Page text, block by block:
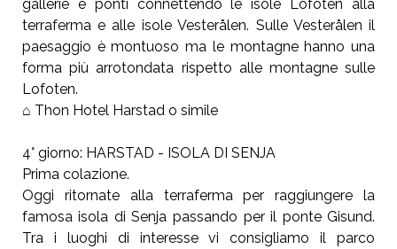
gallerie e ponti connettendo le isole Lofoten alla
terraferma e alle isole Vesterålen. Sulle Vesterålen il
paesaggio è montuoso ma le montagne hanno una
forma più arrotondata rispetto alle montagne sulle
Lofoten.
⌂ Thon Hotel Harstad o simile
4° giorno: HARSTAD - ISOLA DI SENJA
Prima colazione.
Oggi ritornate alla terraferma per raggiungere la
famosa isola di Senja passando per il ponte Gisund.
Tra i luoghi di interesse vi consigliamo il parco